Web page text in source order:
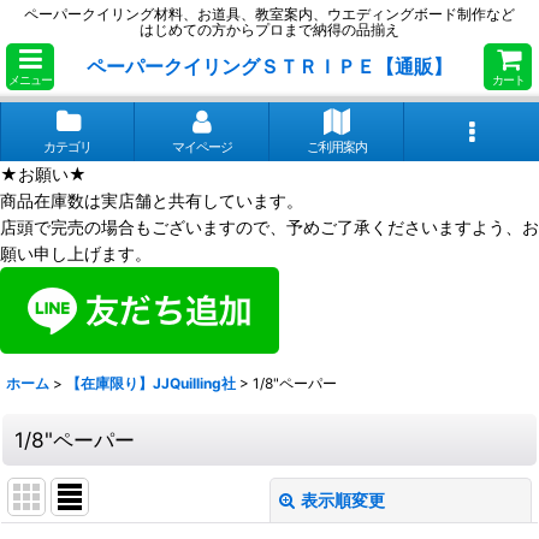
ペーパークイリング材料、お道具、教室案内、ウエディングボード制作など
はじめての方からプロまで納得の品揃え
メニュー
ペーパークイリングＳＴＲＩＰＥ【通販】
カート
カテゴリ マイページ ご利用案内
★お願い★
商品在庫数は実店舗と共有しています。
店頭で完売の場合もございますので、予めご了承くださいますよう、お
願い申し上げます。
ホーム > 【在庫限り】JJQuilling社 > 1/8"ペーパー
1/8"ペーパー
表示順変更